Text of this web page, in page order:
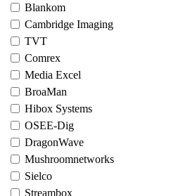
Blankom
Cambridge Imaging
TVT
Comrex
Media Excel
BroaMan
Hibox Systems
OSEE-Dig
DragonWave
Mushroomnetworks
Sielco
Streambox